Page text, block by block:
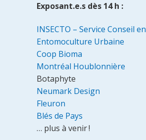
Exposant.e.s dès 14 h :
INSECTO – Service Conseil en
Entomoculture Urbaine
Coop Bioma
Montréal Houblonnière
Botaphyte
Neumark Design
Fleuron
Blés de Pays
… plus à venir !